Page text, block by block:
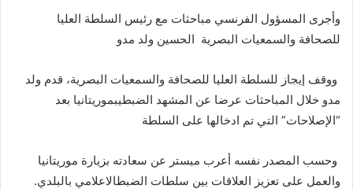
وأجرى المسؤول الفرنسي مباحثات مع رئيس السلطة العليا
للصحافة والسمعيات البصرية الحسين ولد مدو
ووقف إيجاز للسلطة العليا للصحافة والسمعيات البصرية، قدم ولد
مدو خلال المباحثات عرضا عن المشهد الضبطيبموريتانيا بعد
“الإصلاحات” التي تم ادخالها على السلطة
وحسب المصدر نفسه أعرب ميستر عن سعادته بزيارة موريتانيا
والعمل على تعزيز العلاقات بين سلطات الضبطالاعلامي بالبلدي.